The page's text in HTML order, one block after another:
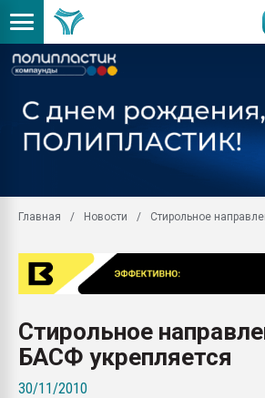
Главная Новости Стирольное
Стирольное
БАСФ укрепляется
30/11/2010